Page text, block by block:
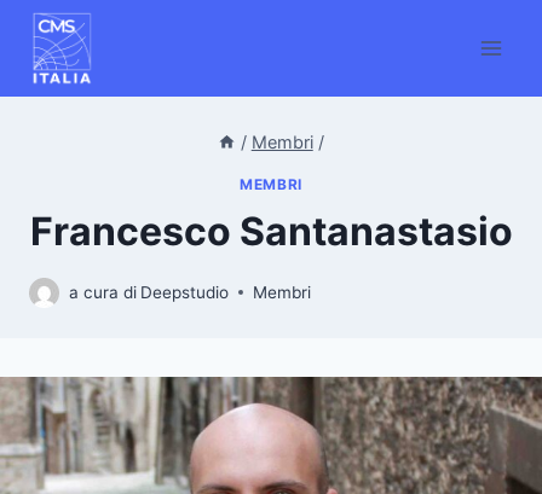
/ Membri /
MEMBRI
Francesco Santanastasio
a cura di Deepstudio Membri